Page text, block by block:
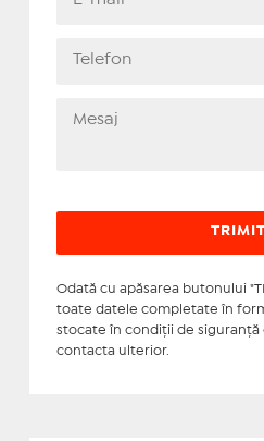
Odată cu apăsarea butonului
toate datele completate în
stocate în condiţii de siguranţă
contacta ulterior.